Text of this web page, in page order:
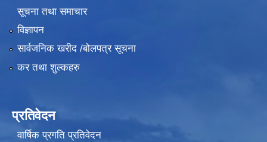
सूचना तथा समाचार
विज्ञापन
सार्वजनिक खरीद /बोलपत्र सूचना
कर तथा शुल्कहरु
प्रतिवेदन
वार्षिक प्रगति प्रतिवेदन